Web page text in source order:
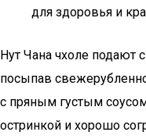
для здоровья и
Нут Чана чхоле подают
посыпав
с пряным густым
остринкой и хорошо